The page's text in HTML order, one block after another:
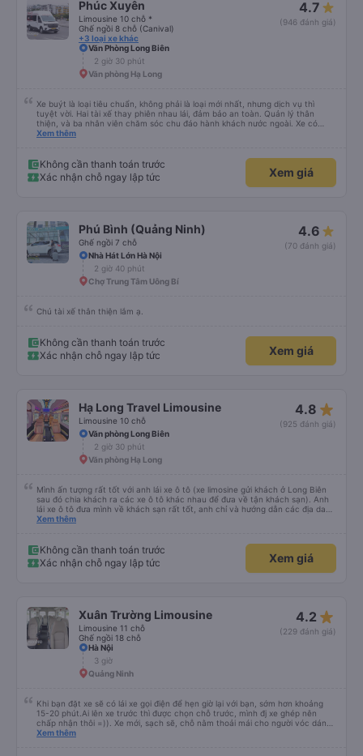
đúng địa chỉ mà chúng tôi yêu cầu. Mọi thứ được tổ chức rất chuyên nghiệp,
đúng giờ và thoải mái. Một trải nghiệm tuyệt vời — rất đáng để giới thiệu!
Phúc Xuyên
Limousine 10 chỗ *
Ghế ngồi 8 chỗ (Canival)
+3 loại xe khác
4.7
(946 đánh giá)
Văn Phòng Long Biên
2 giờ 30 phút
Văn phòng Hạ Long
Xe buýt là loại tiêu chuẩn, không phải là loại mới nhất, nhưng dịch vụ thì
tuyệt vời. Hai tài xế thay phiên nhau lái, đảm bảo an toàn. Quản lý thân
thiện, và ba nhân viên chăm sóc chu đáo hành khách nước ngoài. Xe có
máy lạnh và cổng sạc USB, và dừng thường xuyên ở các khu vực nghỉ ngơi.
khoảng 9 tiếng. Tôi hài lòng với giá vé 480.000 VND.
Xem thêm
Không cần thanh toán trước
Xác nhận chỗ ngay lập tức
Xem giá
Phú Bình (Quảng Ninh)
Ghế ngồi 7 chỗ
4.6
(70 đánh giá)
Nhà Hát Lớn Hà Nội
2 giờ 40 phút
Chợ Trung Tâm Uông Bí
Chú tài xế thân thiện lắm ạ.
Không cần thanh toán trước
Xác nhận chỗ ngay lập tức
Xem giá
Hạ Long Travel Limousine
Limousine 10 chỗ
4.8 star_rate
(925 đánh giá)
Văn phòng Long Biên
2 giờ 30 phút
Văn phòng Hạ Long
Mình ấn tượng rất tốt với anh lái xe ô tô (xe limosine gửi khách ở Long Biên
sau đó chia khách ra các xe ô tô khác nhau để đưa về tận khách sạn). Anh
lái xe ô tô đưa mình về khách sạn rất tốt, anh chỉ và hướng dẫn các địa danh
các món ăn nổi tiếng ở Hà Nội, mình để ý khi anh trả khách thì anh luôn
những quan điểm sống rất ấn tượng. Mình không xin tên của anh chỉ biết anh
ở Ninh Bình thôi. Rất mong lần sau được anh lái xe tiếp và anh có nhiều
chuyến xe hơn để nhiều người biết đến anh hơn.
Xem thêm
Không cần thanh toán trước
Xác nhận chỗ ngay lập tức
Xem giá
Xuân Trường Limousine
Limousine 11 chỗ
Ghế ngồi 18 chỗ
4.2 star_rate
(229 đánh giá)
Hà Nội
3 giờ
Quảng Ninh
Khi bạn đặt xe sẽ có lái xe gọi điện để hẹn giờ lại với bạn, sớm hơn khoảng
15-20 phút.Ai lên xe trước thì được chọn chỗ trước, mình đj xe ghép nên
chấp nhận thôi =)). Xe mới, sạch sẽ, chỗ nằm thoải mái cho người vóc dáng
vừa ( ai m8 người thì hơi vướng víu xíu ha ). Hừm xe mới, điều hoà lạnh sâu
Xem thêm